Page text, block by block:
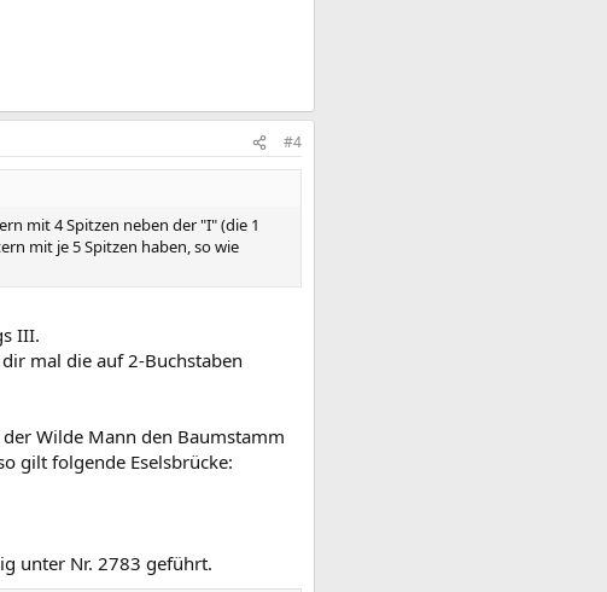
#4
mit 4 Spitzen neben der "I" (die 1
mit je 5 Spitzen haben, so wie
III.
mal die auf 2-Buchstaben
Wilde Mann den Baumstamm
gilt folgende Eselsbrücke:
unter Nr. 2783 geführt.